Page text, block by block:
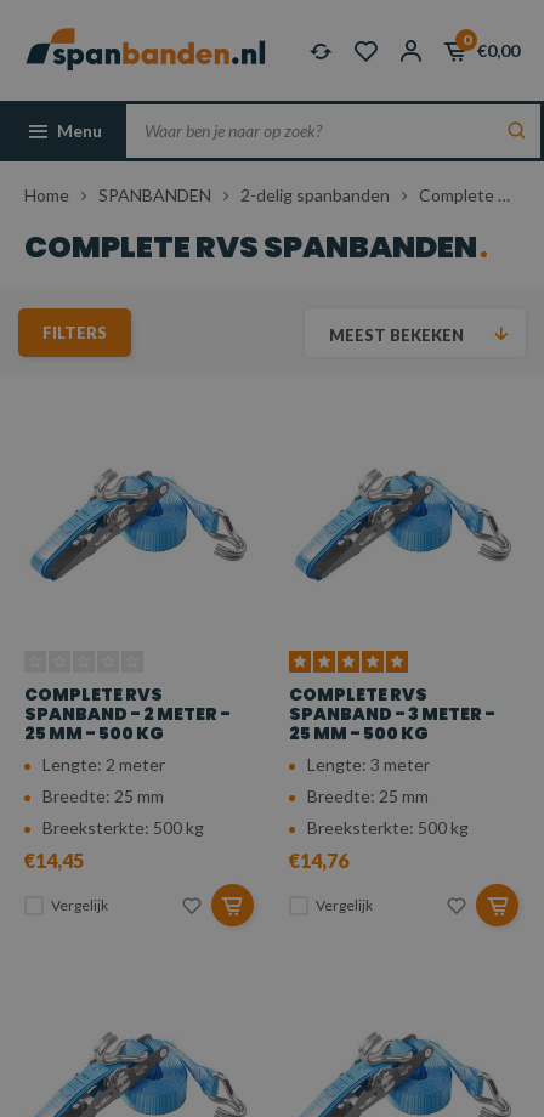
0
€0,00
Menu
Home SPANBANDEN 2-delig spanbanden Complete RVS spanbanden
COMPLETE RVS SPANBANDEN
FILTERS MEEST BEKEKEN
COMPLETE RVS
SPANBAND - 2 METER -
25 MM - 500 KG
Lengte: 2 meter
Breedte: 25 mm
Breeksterkte: 500 kg
€14,45
Vergelijk
COMPLETE RVS
SPANBAND - 3 METER -
25 MM - 500 KG
Lengte: 3 meter
Breedte: 25 mm
Breeksterkte: 500 kg
€14,76
Vergelijk